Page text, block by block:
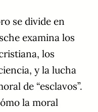
se divide en
examina los
los
y la lucha
de “esclavos”.
la moral